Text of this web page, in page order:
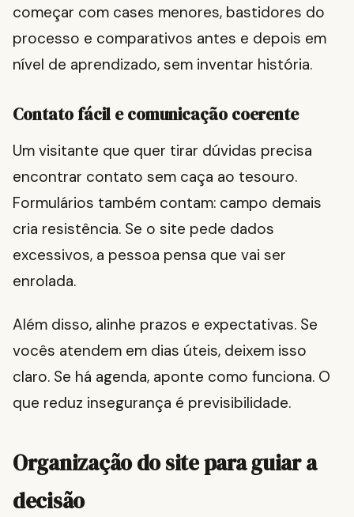
começar com cases menores, bastidores do
processo e comparativos antes e depois em
nível de aprendizado, sem inventar história.
Contato fácil e comunicação coerente
Um visitante que quer tirar dúvidas precisa
encontrar contato sem caça ao tesouro.
Formulários também contam: campo demais
cria resistência. Se o site pede dados
excessivos, a pessoa pensa que vai ser
enrolada.
Além disso, alinhe prazos e expectativas. Se
vocês atendem em dias úteis, deixem isso
claro. Se há agenda, aponte como funciona. O
que reduz insegurança é previsibilidade.
Organização do site para guiar a
decisão